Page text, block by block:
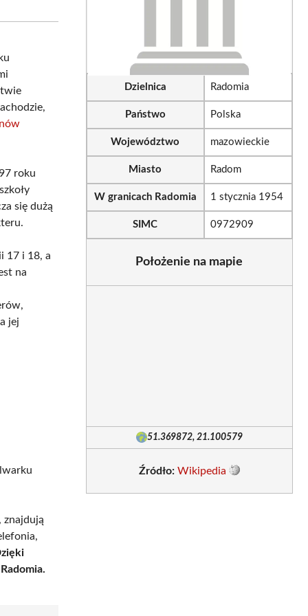
roku
się dużą
17 i 18, a
na
jej
znajdują
Dzielnica Radomia
Państwo Polska
Województwo mazowieckie
Miasto Radom
W granicach Radomia 1 stycznia 1954
SIMC 0972909
Położenie na mapie
51.369872, 21.100579
Źródło: Wikipedia